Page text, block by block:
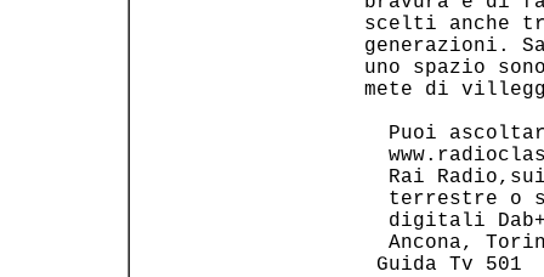
scelti anche
generazioni.
uno spazio
mete di
Puoi
Rai
terrestre o
digitali
Ancona,
Guida Tv 501